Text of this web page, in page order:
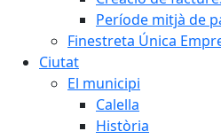
Període mitjà de
Finestreta Única
Ciutat
El municipi
Calella
Història